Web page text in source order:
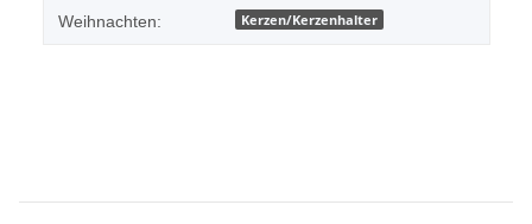
Weihnachten: Kerzen/Kerzenhalter